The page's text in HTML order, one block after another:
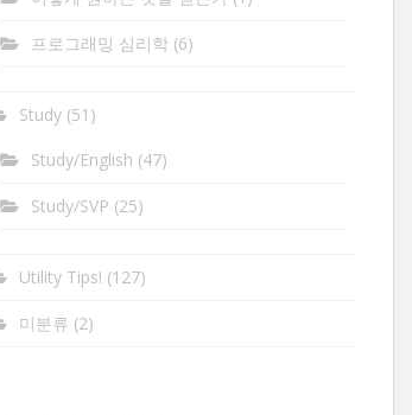
프로그래밍 심리학(6)
Study(51)
Study/English (47)
Study/SVP (25)
Utility Tips! (127)
미분류 (2)